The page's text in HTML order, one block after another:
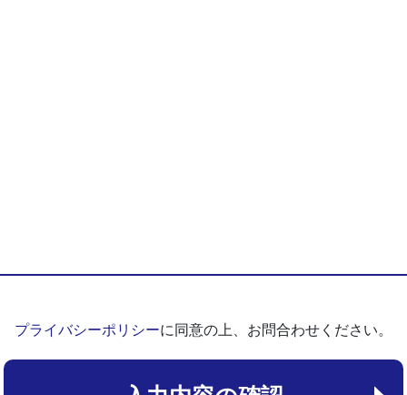
プライバシーポリシーに同意の上、お問合わせください。